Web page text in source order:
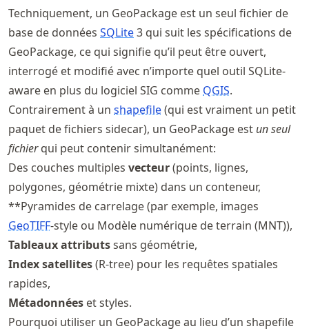
Techniquement, un GeoPackage est un seul fichier de
base de données SQLite3 qui suit les spécifications de
GeoPackage, ce qui signifie qu’il peut être ouvert,
interrogé et modifié avec n’importe quel outil SQLite-
aware en plus du logiciel SIG comme QGIS.
Contrairement à un shapefile(qui est vraiment un petit
paquet de fichiers sidecar), un GeoPackage est un seul
fichierqui peut contenir simultanément:
Des couches multiples vecteur(points, lignes,
polygones, géométrie mixte) dans un conteneur,
**Pyramides de carrelage (par exemple, images
GeoTIFF-style ou Modèle numérique de terrain (MNT)),
Tableaux attributssans géométrie,
Index satellites(R-tree) pour les requêtes spatiales
rapides,
Métadonnées et styles.
Pourquoi utiliser un GeoPackage au lieu d’un shapefile